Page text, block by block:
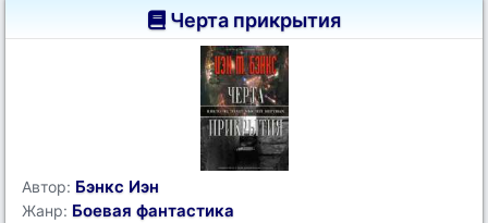
Черта прикрытия
Автор: Бэнкс Иэн
Жанр: Боевая фантастика